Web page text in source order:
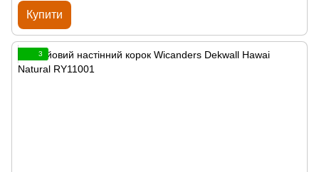
Купити
3